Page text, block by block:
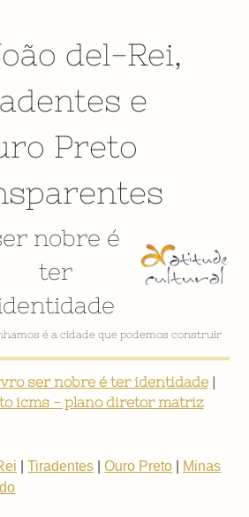
del-Rei,
e
Preto
nobre é
ter
é a cidade que podemos construir
ser nobre é ter identidade|
icms - plano diretor matriz
|Tiradentes |Ouro Preto
Minas